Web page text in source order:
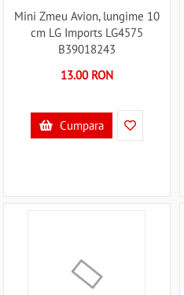
Mini Zmeu Avion, lungime 10
cm LG Imports LG4575
B39018243
13.00 RON
Cumpara